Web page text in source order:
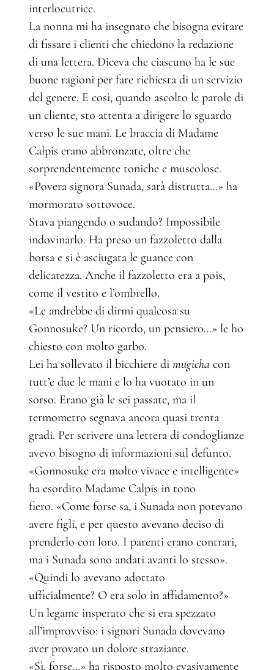
interlocutrice.
La nonna mi ha insegnato che bisogna evitare
di fissare i clienti che chiedono la redazione
di una lettera. Diceva che ciascuno ha le sue
buone ragioni per fare richiesta di un servizio
del genere. E così, quando ascolto le parole di
un cliente, sto attenta a dirigere lo sguardo
verso le sue mani. Le braccia di Madame
Calpis erano abbronzate, oltre che
sorprendentemente toniche e muscolose.
«Povera signora Sunada, sarà distrutta…» ha
mormorato sottovoce.
Stava piangendo o sudando? Impossibile
indovinarlo. Ha preso un fazzoletto dalla
borsa e si è asciugata le guance con
delicatezza. Anche il fazzoletto era a pois,
come il vestito e l’ombrello.
«Le andrebbe di dirmi qualcosa su
Gonnosuke? Un ricordo, un pensiero…» le ho
chiesto con molto garbo.
Lei ha sollevato il bicchiere di mugicha con
tutt’e due le mani e lo ha vuotato in un
sorso. Erano già le sei passate, ma il
termometro segnava ancora quasi trenta
gradi. Per scrivere una lettera di condoglianze
avevo bisogno di informazioni sul defunto.
«Gonnosuke era molto vivace e intelligente»
ha esordito Madame Calpis in tono
fiero. «Come forse sa, i Sunada non potevano
avere figli, e per questo avevano deciso di
prenderlo con loro. I parenti erano contrari,
ma i Sunada sono andati avanti lo stesso».
«Quindi lo avevano adottato
ufficialmente? O era solo in affidamento?»
Un legame insperato che si era spezzato
all’improvviso: i signori Sunada dovevano
aver provato un dolore straziante.
«Sì, forse…» ha risposto molto evasivamente